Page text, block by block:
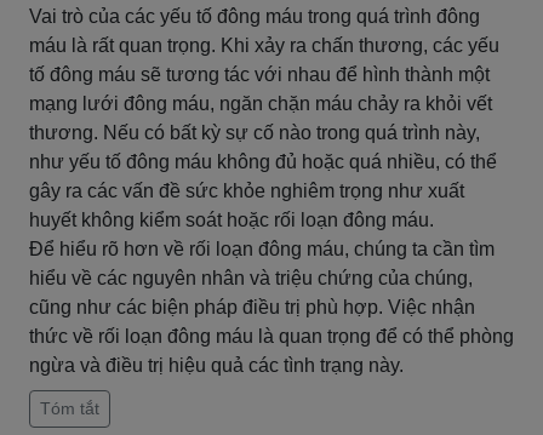
Vai trò của các yếu tố đông máu trong quá trình đông
máu là rất quan trọng. Khi xảy ra chấn thương, các yếu
tố đông máu sẽ tương tác với nhau để hình thành một
mạng lưới đông máu, ngăn chặn máu chảy ra khỏi vết
thương. Nếu có bất kỳ sự cố nào trong quá trình này,
như yếu tố đông máu không đủ hoặc quá nhiều, có thể
gây ra các vấn đề sức khỏe nghiêm trọng như xuất
huyết không kiểm soát hoặc rối loạn đông máu.
Để hiểu rõ hơn về rối loạn đông máu, chúng ta cần tìm
hiểu về các nguyên nhân và triệu chứng của chúng,
cũng như các biện pháp điều trị phù hợp. Việc nhận
thức về rối loạn đông máu là quan trọng để có thể phòng
ngừa và điều trị hiệu quả các tình trạng này.
Tóm tắt